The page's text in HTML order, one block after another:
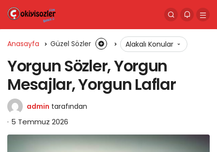
Anasayfa Güzel Sözler Alakalı Konular
Yorgun Sözler, Yorgun
Mesajlar, Yorgun Laflar
admin tarafından
5 Temmuz 2026